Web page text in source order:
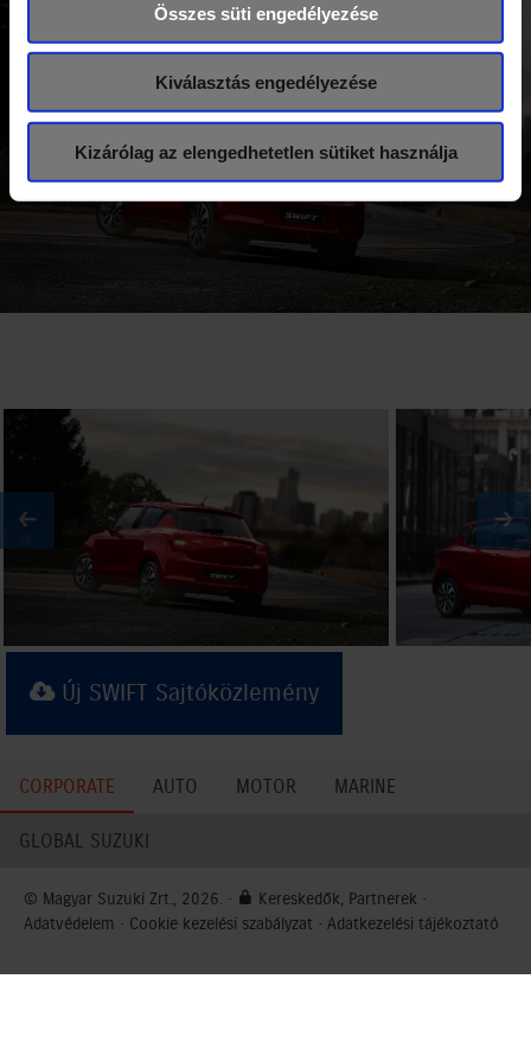
Összes süti engedélyezése
Kiválasztás engedélyezése
Kizárólag az elengedhetetlen sütiket használja
Új SWIFT Sajtóközlemény
CORPORATE AUTO MOTOR MARINE
GLOBAL SUZUKI
© Magyar Suzuki Zrt., 2026. · Kereskedők, Partnerek ·
Adatvédelem · Cookie kezelési szabályzat · Adatkezelési tájékoztató